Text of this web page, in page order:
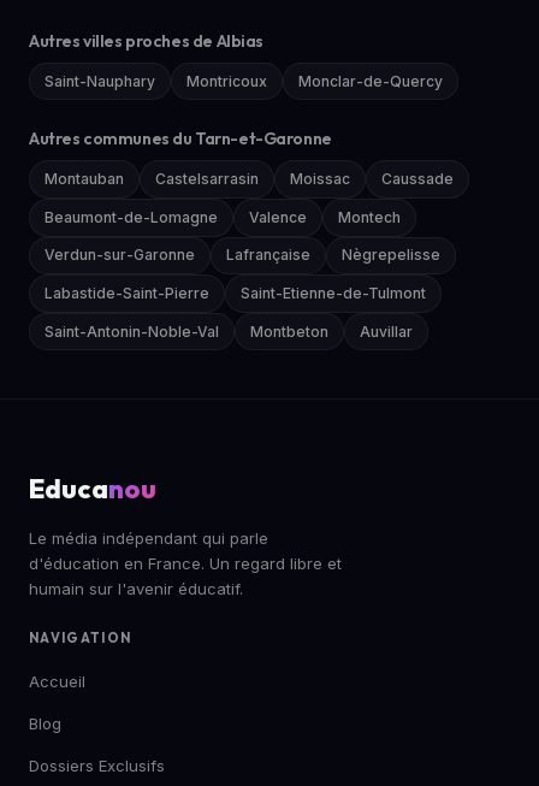
Autres villes proches de Albias
Saint-Nauphary Montricoux Monclar-de-Quercy
Autres communes du Tarn-et-Garonne
Montauban Castelsarrasin Moissac Caussade
Beaumont-de-Lomagne Valence Montech
Verdun-sur-Garonne Lafrançaise Nègrepelisse
Labastide-Saint-Pierre Saint-Etienne-de-Tulmont
Saint-Antonin-Noble-Val Montbeton Auvillar
Educanou
Le média indépendant qui parle
d'éducation en France. Un regard libre et
humain sur l'avenir éducatif.
NAVIGATION
Accueil
Blog
Dossiers Exclusifs